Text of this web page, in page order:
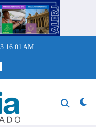
3:16:01 AM